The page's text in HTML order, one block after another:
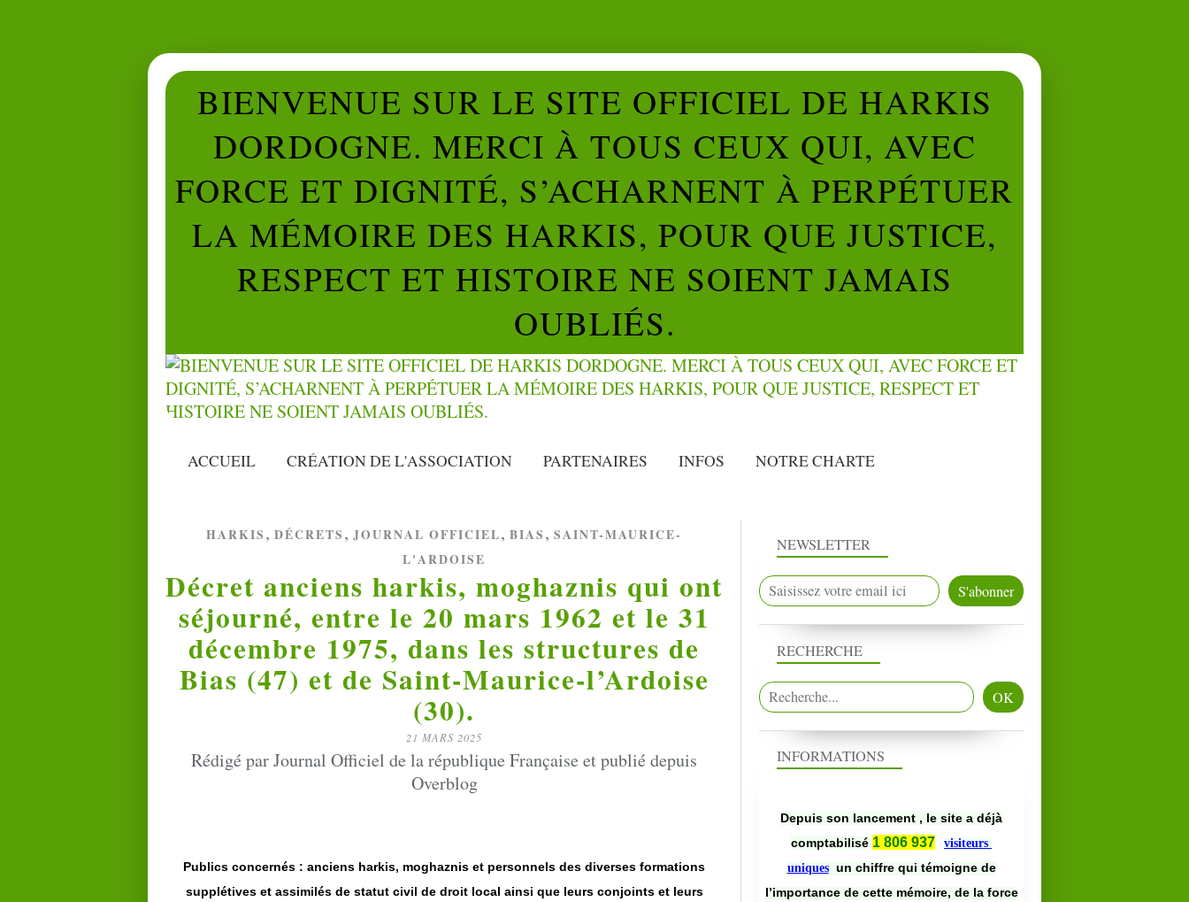
BIENVENUE SUR LE SITE OFFICIEL DE HARKIS
DORDOGNE. MERCI À TOUS CEUX QUI, AVEC
FORCE ET DIGNITÉ, S’ACHARNENT À PERPÉTUER
LA MÉMOIRE DES HARKIS, POUR QUE JUSTICE,
RESPECT ET HISTOIRE NE SOIENT JAMAIS
OUBLIÉS.
ACCUEIL CRÉATION DE L'ASSOCIATION PARTENAIRES INFOS NOTRE CHARTE
HARKIS , DÉCRETS , JOURNAL OFFICIEL, BIAS , SAINT-MAURICE-
L'ARDOISE
Décret anciens harkis, moghaznis qui ont
séjourné, entre le 20 mars 1962 et le 31
décembre 1975, dans les structures de
Bias (47) et de Saint-Maurice-l’Ardoise
(30).
21 MARS 2025
Rédigé par Journal Officiel de la république Française et publié depuis
Overblog
Publics concernés : anciens harkis, moghaznis et personnels des diverses formations
supplétives et assimilés de statut civil de droit local ainsi que leurs conjoints et leurs
NEWSLETTER
RECHERCHE
INFORMATIONS
Depuis son lancement , le site a déjà
comptabilisé 1 806 937
visiteurs
uniques un chiffre qui témoigne de
l’importance de cette mémoire, de la force